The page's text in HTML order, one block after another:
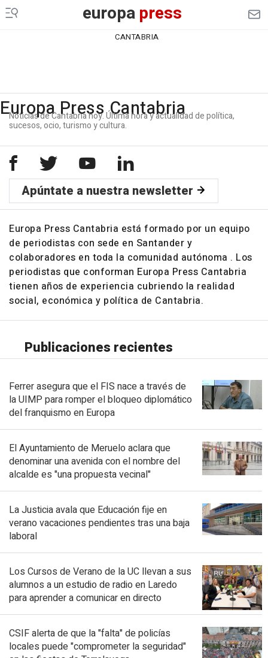
europapress
CANTABRIA
Europa Press Cantabria
Noticias de Cantabria hoy. Última hora y actualidad de política,
sucesos, ocio, turismo y cultura.
Apúntate a nuestra newsletter
Europa Press Cantabria está formado por un equipo
de periodistas con sede en Santander y
colaboradores en toda la comunidad autónoma . Los
periodistas que conforman Europa Press Cantabria
tienen años de experiencia cubriendo la realidad
social, económica y política de Cantabria.
Publicaciones recientes
Ferrer asegura que el FIS nace a través de
la UIMP para romper el bloqueo diplomático
del franquismo en Europa
El Ayuntamiento de Meruelo aclara que
denominar una avenida con el nombre del
alcalde es "una propuesta vecinal"
La Justicia avala que Educación fije en
verano vacaciones pendientes tras una baja
laboral
Los Cursos de Verano de la UC llevan a sus
alumnos a un estudio de radio en Laredo
para aprender a comunicar en directo
CSIF alerta de que la "falta" de policías
locales puede "comprometer la seguridad"